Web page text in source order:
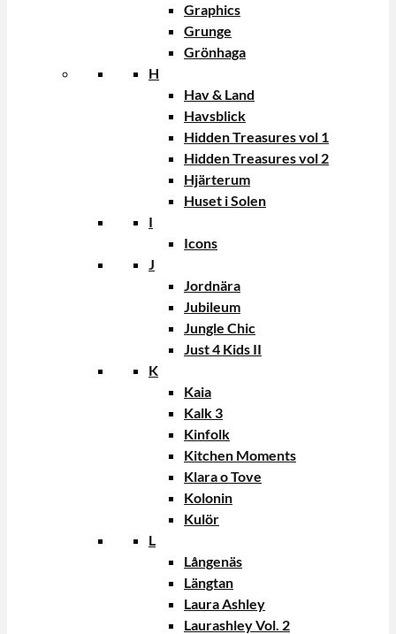
Graphics
Grunge
Grönhaga
H
Hav & Land
Havsblick
Hidden Treasures vol 1
Hidden Treasures vol 2
Hjärterum
Huset i Solen
I
Icons
J
Jordnära
Jubileum
Jungle Chic
Just 4 Kids II
K
Kaia
Kalk 3
Kinfolk
Kitchen Moments
Klara o Tove
Kolonin
Kulör
L
Långenäs
Längtan
Laura Ashley
Laurashley Vol. 2